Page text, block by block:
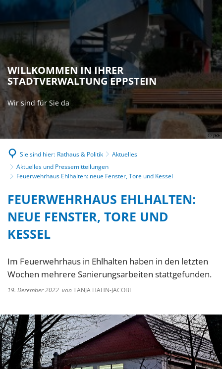
© JBE
WILLKOMMEN IN IHRER
STADTVERWALTUNG EPPSTEIN
Wir sind für Sie da
Sie sind hier: Rathaus & Politik
Aktuelles
Aktuelles und Pressemitteilungen
Feuerwehrhaus Ehlhalten: neue Fenster, Tore und Kessel
FEUERWEHRHAUS EHLHALTEN:
NEUE FENSTER, TORE UND
KESSEL
Im Feuerwehrhaus in Ehlhalten haben in den letzten
Wochen mehrere Sanierungsarbeiten stattgefunden.
19. Dezember 2022 vonTANJA HAHN-JACOBI